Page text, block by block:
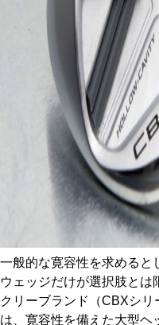
一般的な寛容性を求めると
ウェッジだけが選択肢とは
クリーブランド（CBXシ
は、寛容性を備えた大型ヘ